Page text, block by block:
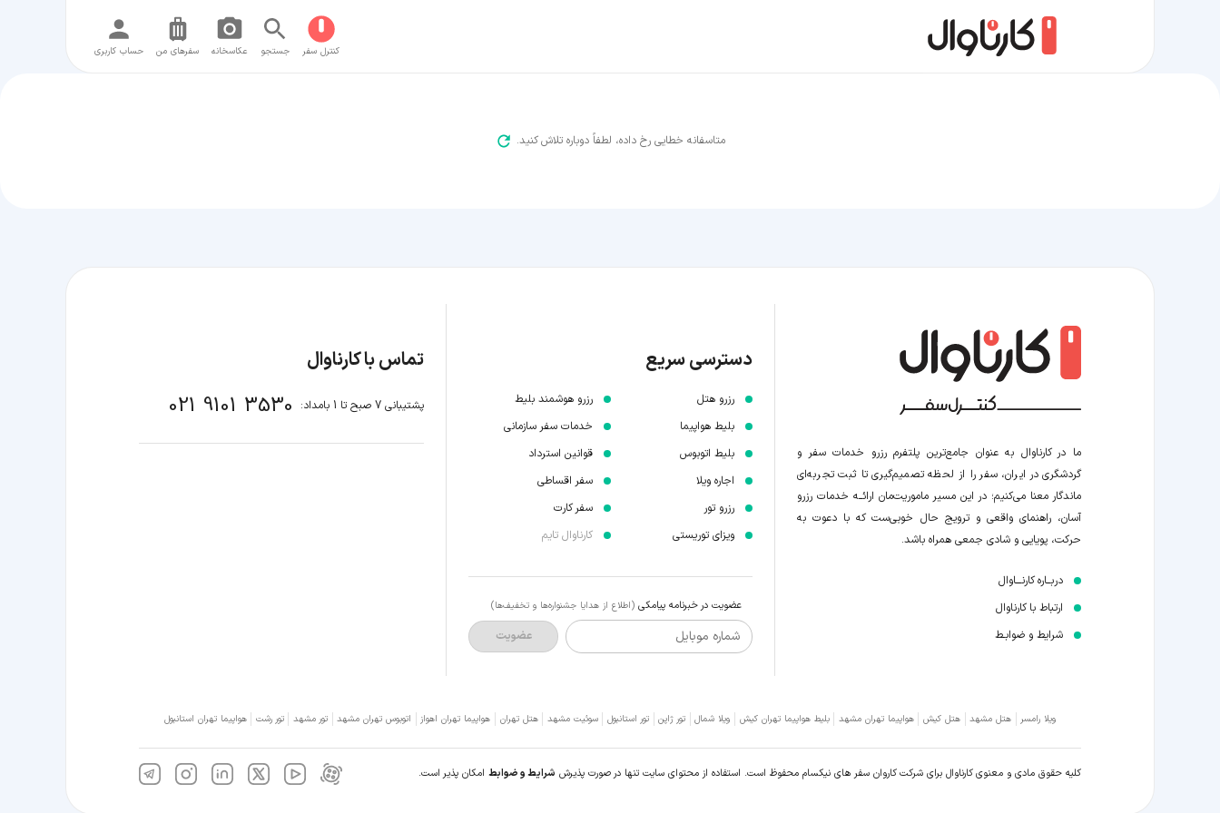
کنترل سفر جستجو عکاسخانه سفر‌های من حساب کاربری
متاسفانه خطایی رخ داده، لطفاً دوباره تلاش کنید.
ما در کارناوال به عنوان جامع‌ترین پلتفرم رزرو خدمات سفر و
گردشگری در ایران، سفر را از لحظه‌ تصمیم‌گیری تا ثبت تجربه‌ای
ماندگار معنا می‌کنیم؛ در این مسیر‍ ماموریت‌مان اراﺋــﻪ خدمات رزرو
آسان، راهنمای واقعی و ترویج حال خوبی‌ست که با دعوت به
حرکت، پویایی و شادی جمعی همراه باشد.
دربــاره کارنـــاوال
ارتباط با کارناوال
شرایط و ضوابـط
دسترسی سریع
رزرو هتل
بلیط هواپیما
بلیط اتوبوس
اجاره ویلا
رزرو تور
ویزای توریستی
رزرو هوشمند بلیط
خدمات سفر سازمانی
قوانین استرداد
سفر اقساطی
سفر کارت
کارناوال تایم
عضویت در خبرنامه پیامکی (اطلاع از هدایا جشنواره‌ها و تخفیف‌ها)
شماره موبایل عضویت
تماس با کارناوال
پشتیبانی 7 صبح تا 1 بامداد: 021 9101 3530
ویلا رامسر هتل مشهد هتل کیش هواپیما تهران مشهد بلیط هواپیما تهران کیش ویلا شمال تور ژاپن تور استانبول سوئیت مشهد هتل تهران هواپیما تهران اهواز اتوبوس تهران مشهد تور مشهد تور رشت هواپیما تهران استانبول
کلیه حقوق مادی و معنوی کارناوال برای شرکت کاروان سفر های نیکسام محفوظ است. استفاده از محتوای سایت تنها در صورت پذیرش شرایط و ضوابط امکان پذیر است.